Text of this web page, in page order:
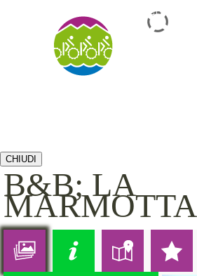
EN
CHIUDI
B&B; LA
MARMOTTA